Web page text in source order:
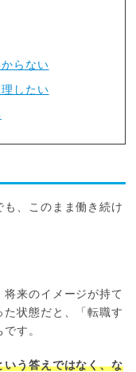
らない
したい
も、このまま働き続け
来のイメージが持て
状態だと、「転職す
す。
う答えではなく、な